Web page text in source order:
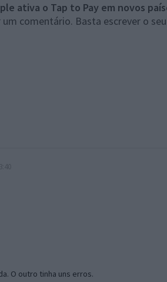
ativa o Tap to Pay em novos
comentário. Basta escrever o
O outro tinha uns erros.